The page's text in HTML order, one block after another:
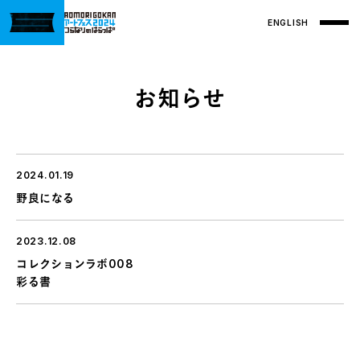
ENGLISH
お知らせ
2024.01.19
野良になる
2023.12.08
コレクションラボ008
彩る書